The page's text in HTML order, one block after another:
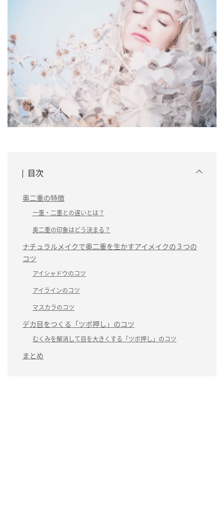
目次
奥二重の特徴
一重・二重との違いとは？
奥二重の印象はどう決まる？
ナチュラルメイクで奥二重を生かすアイメイクの３つの
コツ
アイシャドウのコツ
アイラインのコツ
マスカラのコツ
デカ目をつくる「ツボ押し」のコツ
むくみを解消して目を大きくする「ツボ押し」のコツ
まとめ